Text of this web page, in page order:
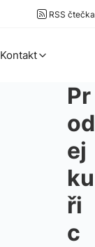
RSS čtečka
Kontakt
Pr
od
ej
ku
ři
c